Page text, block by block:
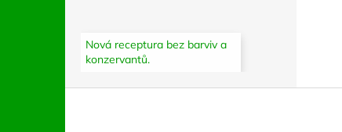
Nová receptura bez barviv a
konzervantů.